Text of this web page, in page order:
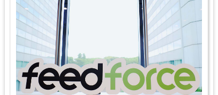
時短OK 1日7時間未満勤務OK 扶養控除内 駅から徒歩5分以内
オフィスカジュアルOK 少人数の職場（所属部門の人数3人以下）
ルーティンワークがメイン 業務手順等のOJT
業界知識・専門用語等のOJT 完全週休2日制 英語力不要
freee